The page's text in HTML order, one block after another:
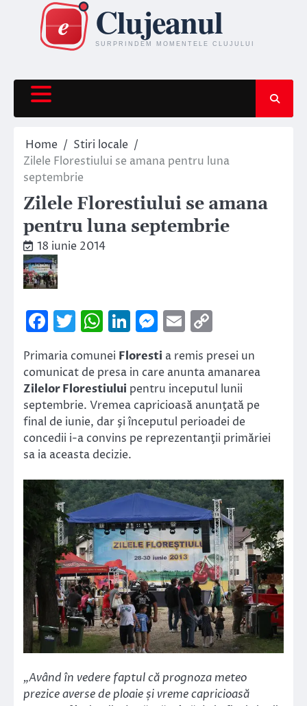
content
Home
Stiri locale
Zilele Florestiului se amana pentru luna
septembrie
Zilele Florestiului se amana
pentru luna septembrie
18 iunie 2014
Facebook
Twitter
WhatsApp
LinkedIn
Messenger
Email
Link
Primaria comunei Floresti a remis presei un
comunicat de presa in care anunta amanarea
Zilelor Florestiului pentru inceputul lunii
septembrie. Vremea capricioasă anunţată pe
final de iunie, dar şi începutul perioadei de
concedii i-a convins pe reprezentanţii primăriei
sa ia aceasta decizie.
„Având în vedere faptul că prognoza meteo
prezice averse de ploaie și vreme capricioasă